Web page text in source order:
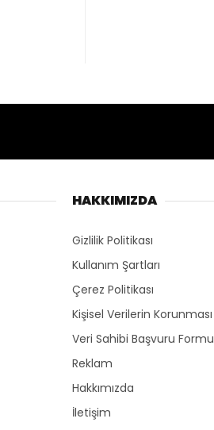
HAKKIMIZDA
Gizlilik Politikası
Kullanım Şartları
Çerez Politikası
Kişisel Verilerin Korunması
Veri Sahibi Başvuru Formu
Reklam
Hakkımızda
İletişim